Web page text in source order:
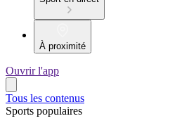
À proximité
Ouvrir l'app
Tous les contenus
Sports populaires